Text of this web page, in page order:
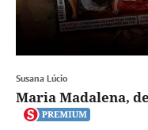
Susana Lúcio
Maria Madalena,